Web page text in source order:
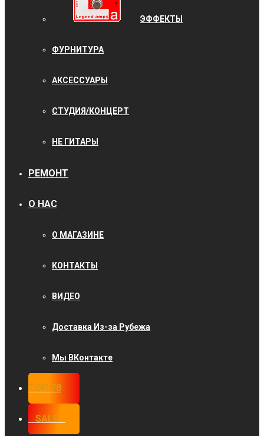
ЭФФЕКТЫ
ФУРНИТУРА
АКСЕССУАРЫ
СТУДИЯ/КОНЦЕРТ
НЕ ГИТАРЫ
РЕМОНТ
О НАС
О МАГАЗИНЕ
КОНТАКТЫ
ВИДЕО
Доставка Из-за Рубежа
Мы ВКонтакте
ТОП 78
⠀SALE⠀